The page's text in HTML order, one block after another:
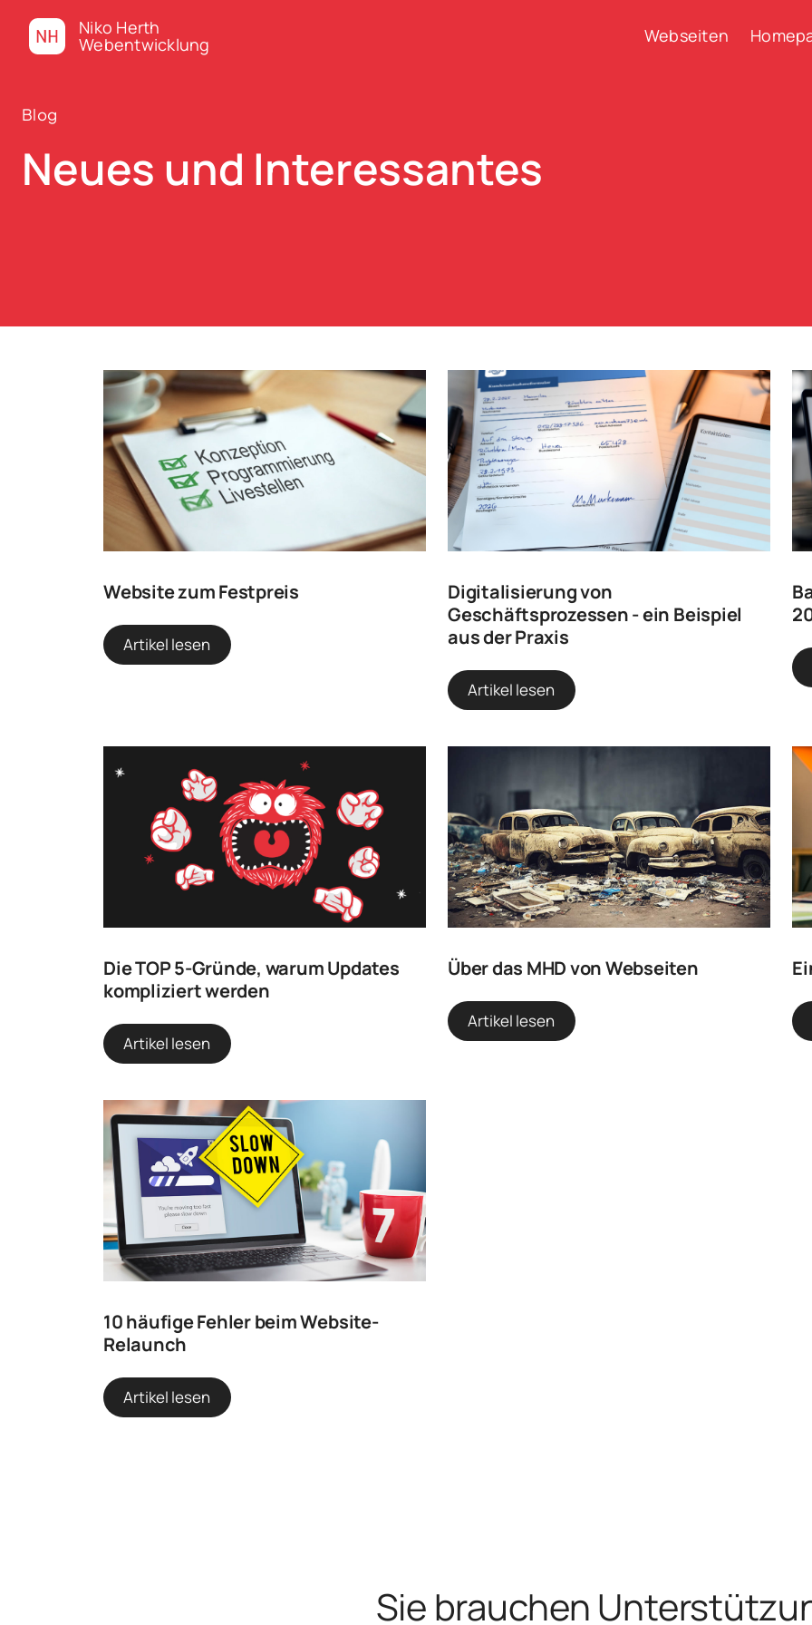
Niko Herth
Webentwicklung Webseiten
Blog
Neues und Interessantes
Website zum Festpreis
Artikel lesen
Digitalisierung von
Geschäftsprozessen - ein Beispiel
aus der Praxis
Artikel lesen
Die TOP 5-Gründe, warum Updates
kompliziert werden
Artikel lesen
Über das MHD von Webseiten
Artikel lesen
10 häufige Fehler beim Website-
Relaunch
Artikel lesen
Sie brauchen